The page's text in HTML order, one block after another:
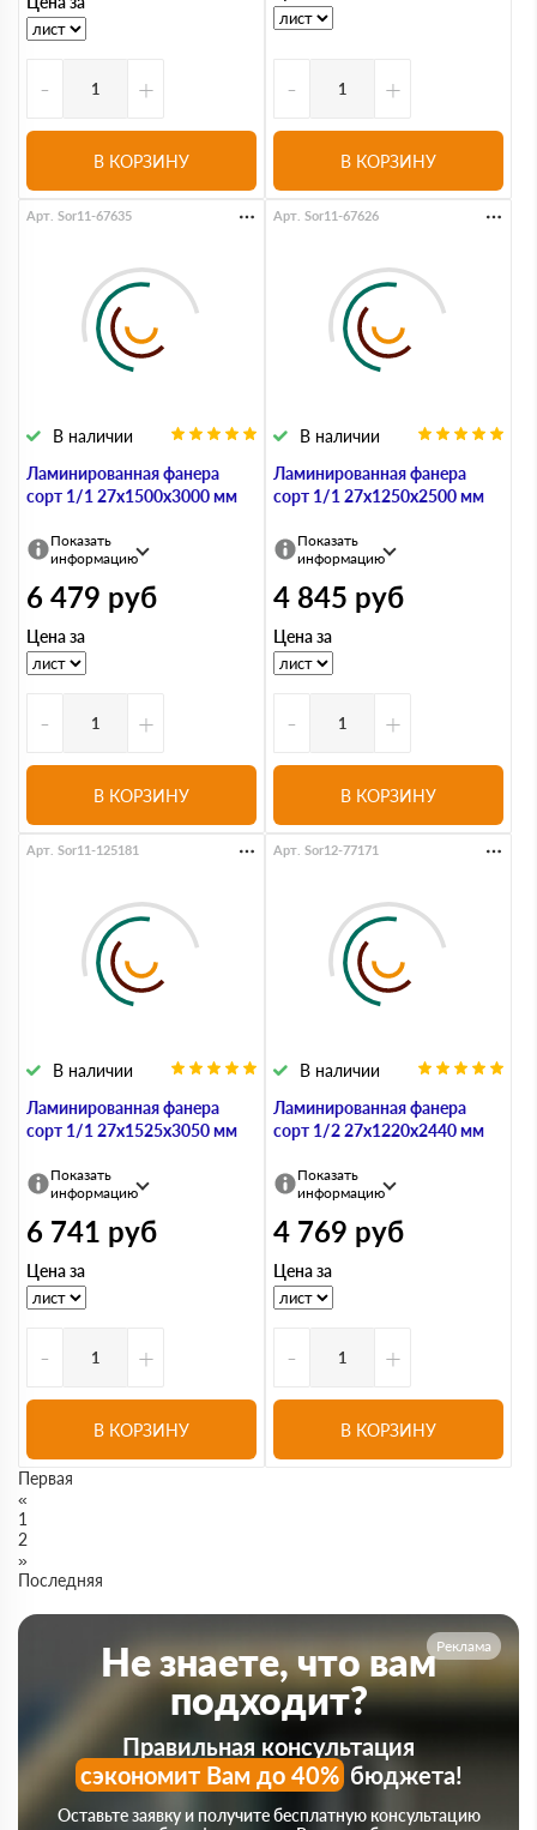
- +
В КОРЗИНУ
- +
В КОРЗИНУ
Ламинированная фанера
сорт 1/1 27х1500х3000 мм
В наличии
Арт. Sor11-67635
Показать
информацию
6 479 руб
Цена за
- +
В КОРЗИНУ
Ламинированная фанера
сорт 1/1 27х1250х2500 мм
В наличии
Арт. Sor11-67626
Показать
информацию
4 845 руб
Цена за
- +
В КОРЗИНУ
Ламинированная фанера
сорт 1/1 27х1525х3050 мм
В наличии
Арт. Sor11-125181
Показать
информацию
6 741 руб
Цена за
- +
В КОРЗИНУ
Ламинированная фанера
сорт 1/2 27х1220х2440 мм
В наличии
Арт. Sor12-77171
Показать
информацию
4 769 руб
Цена за
- +
В КОРЗИНУ
Первая
«
1
2
»
Последняя
Реклама
Не знаете, что вам
подходит?
Правильная консультация
сэкономит Вам до 40%бюджета!
Оставьте заявку и получите бесплатную консультацию